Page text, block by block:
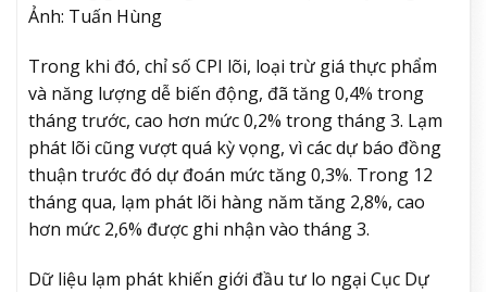
Ảnh: Tuấn Hùng
Trong khi đó, chỉ số CPI lõi, loại trừ giá thực phẩm
và năng lượng dễ biến động, đã tăng 0,4% trong
tháng trước, cao hơn mức 0,2% trong tháng 3. Lạm
phát lõi cũng vượt quá kỳ vọng, vì các dự báo đồng
thuận trước đó dự đoán mức tăng 0,3%. Trong 12
tháng qua, lạm phát lõi hàng năm tăng 2,8%, cao
hơn mức 2,6% được ghi nhận vào tháng 3.
Dữ liệu lạm phát khiến giới đầu tư lo ngại Cục Dự